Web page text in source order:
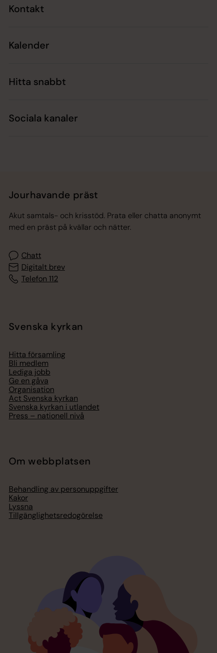
Kontakt
Kalender
Hitta snabbt
Sociala kanaler
Jourhavande präst
Akut samtals- och krisstöd. Prata eller chatta anonymt
med en präst på kvällar och nätter.
Chatt
Digitalt brev
Telefon 112
Svenska kyrkan
Hitta församling
Bli medlem
Lediga jobb
Ge en gåva
Organisation
Act Svenska kyrkan
Svenska kyrkan i utlandet
Press – nationell nivå
Om webbplatsen
Behandling av personuppgifter
Kakor
Lyssna
Tillgänglighetsredogörelse